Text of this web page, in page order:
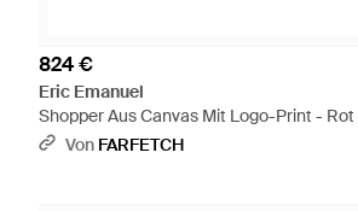
824 €
Eric Emanuel
Shopper Aus Canvas Mit Logo-Print - Rot
Von FARFETCH